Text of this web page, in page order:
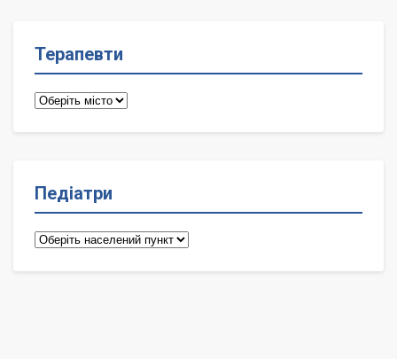
Терапевти
Терапевти
Педіатри
Педіатри